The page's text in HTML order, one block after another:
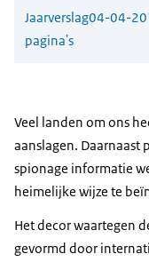
Jaarverslag04-04-
pagina's
Veel landen om ons
aanslagen. Daarnaast
spionage informatie
heimelijke wijze te
Het decor waartegen
gevormd door